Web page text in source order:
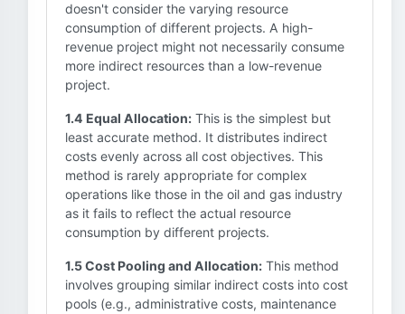
doesn't consider the varying resource
consumption of different projects. A high-
revenue project might not necessarily consume
more indirect resources than a low-revenue
project.
1.4 Equal Allocation: This is the simplest but
least accurate method. It distributes indirect
costs evenly across all cost objectives. This
method is rarely appropriate for complex
operations like those in the oil and gas industry
as it fails to reflect the actual resource
consumption by different projects.
1.5 Cost Pooling and Allocation: This method
involves grouping similar indirect costs into cost
pools (e.g., administrative costs, maintenance